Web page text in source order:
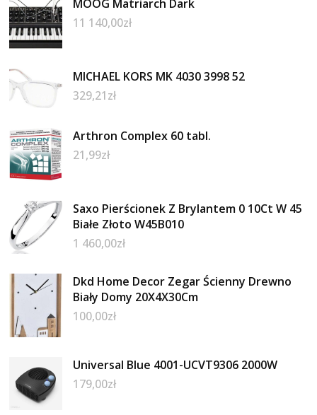
MOOG Matriarch Dark
11 140,00zł
MICHAEL KORS MK 4030 3998 52
329,21zł
Arthron Complex 60 tabl.
21,99zł
Saxo Pierścionek Z Brylantem 0 10Ct W 45
Białe Złoto W45B010
1 460,00zł
Dkd Home Decor Zegar Ścienny Drewno
Biały Domy 20X4X30Cm
100,00zł
Universal Blue 4001-UCVT9306 2000W
179,00zł